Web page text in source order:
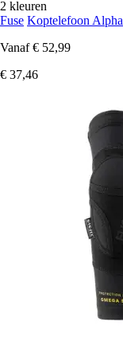
2 kleuren
Fuse Koptelefoon Alpha
Vanaf € 52,99
€ 37,46